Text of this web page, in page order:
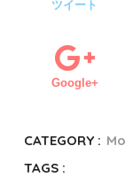
ツイート
Google+
CATEGORY :
TAGS :